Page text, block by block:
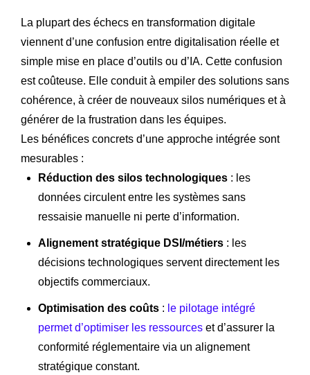
La plupart des échecs en transformation digitale
viennent d’une confusion entre digitalisation réelle et
simple mise en place d’outils ou d’IA. Cette confusion
est coûteuse. Elle conduit à empiler des solutions sans
cohérence, à créer de nouveaux silos numériques et à
générer de la frustration dans les équipes.
Les bénéfices concrets d’une approche intégrée sont
mesurables :
Réduction des silos technologiques : les
données circulent entre les systèmes sans
ressaisie manuelle ni perte d’information.
Alignement stratégique DSI/métiers : les
décisions technologiques servent directement les
objectifs commerciaux.
Optimisation des coûts : le pilotage intégré
permet d’optimiser les ressources et d’assurer la
conformité réglementaire via un alignement
stratégique constant.